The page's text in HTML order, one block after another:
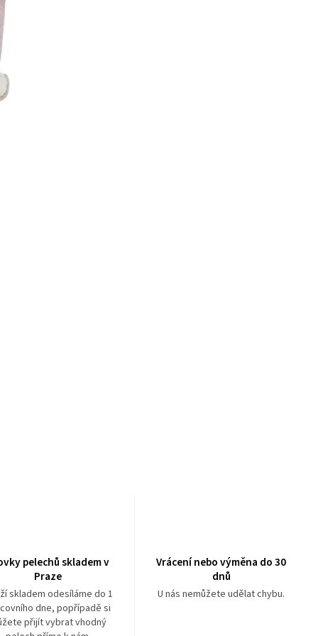
pelechů skladem v
Praze
skladem odesíláme do 1
dne, popřípadě si
přijít vybrat vhodný
Vrácení nebo výměna do 30
dnů
U nás nemůžete udělat chybu.